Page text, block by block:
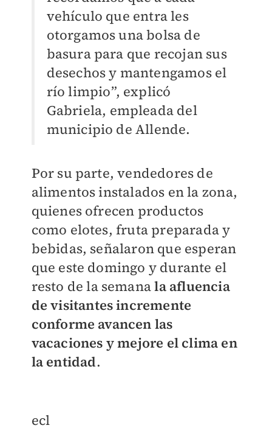
vehículo que entra les
otorgamos una bolsa de
basura para que recojan sus
desechos y mantengamos el
río limpio”, explicó
Gabriela, empleada del
municipio de Allende.
Por su parte, vendedores de
alimentos instalados en la zona,
quienes ofrecen productos
como elotes, fruta preparada y
bebidas, señalaron que esperan
que este domingo y durante el
resto de la semanala afluencia
de visitantes incremente
conforme avancen las
vacaciones y mejore el clima en
la entidad.
ecl